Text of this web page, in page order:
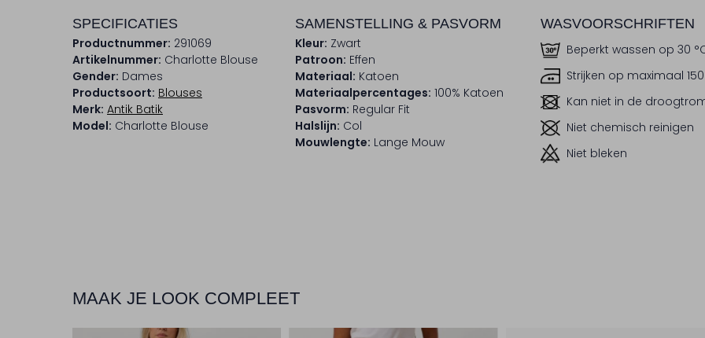
SPECIFICATIES
Productnummer: 291069
Artikelnummer: Charlotte Blouse
Gender: Dames
Productsoort: Blouses
Merk: Antik Batik
Model: Charlotte Blouse
SAMENSTELLING & PASVORM
Kleur: Zwart
Patroon: Effen
Materiaal: Katoen
Materiaalpercentages: 100% Katoen
Pasvorm: Regular Fit
Halslijn: Col
Mouwlengte: Lange Mouw
WASVOORSCHRIFTEN
Beperkt wassen op 30
Strijken op maximaal 150
Kan niet in de
Niet chemisch reinigen
Niet bleken
MAAK JE LOOK COMPLEET